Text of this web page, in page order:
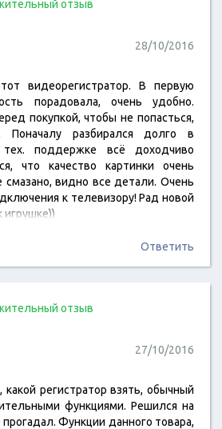
отзыв
28/10/2016
видеорегистратор. В первую
порадовала, очень удобно.
покупкой, чтобы не попасться,
разбирался долго в
поддержке всё доходчиво
что качество картинки очень
смазано, видно все детали. Очень
к телевизору! Рад новой
игрушке))
Ответить
отзыв
27/10/2016
регистратор взять, обычный
функциями. Решился на
Функции данного товара,